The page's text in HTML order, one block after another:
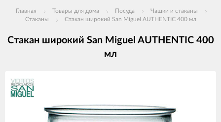
Главная Товары для дома Посуда
Чашки и стаканы
Стаканы
Стакан широкий San Miguel AUTHENTIC 400 мл
Стакан широкий San Miguel AUTHENTIC 400
мл
Изображения
товаров